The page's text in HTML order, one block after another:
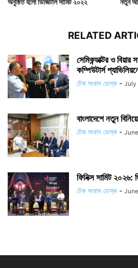
অনুষ্ঠিত হলো ডিজিটাল সামিট ২০২২ নতুন
RELATED
সেমিকন্ডাক্টর ও
কম্পিউটার্স
টেক সংবাদ ডেস্ক - July
বাংলাদেশে নতুন
টেক সংবাদ ডেস্ক -
ফিনিক্স সামিট ২০২৬:
টেক সংবাদ ডেস্ক -